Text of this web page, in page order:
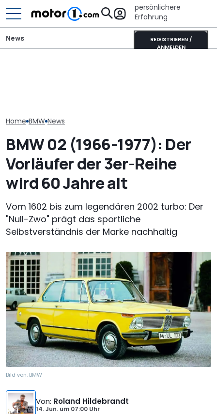
persönlichere
Erfahrung
REGISTRIEREN /
ANMELDEN
News
Home BMW News
BMW 02 (1966-1977): Der
Vorläufer der 3er-Reihe
wird 60 Jahre alt
Vom 1602 bis zum legendären 2002 turbo: Der
"Null-Zwo" prägt das sportliche
Selbstverständnis der Marke nachhaltig
Bild von: BMW
Von: Roland Hildebrandt
14. Jun. um 07:00 Uhr